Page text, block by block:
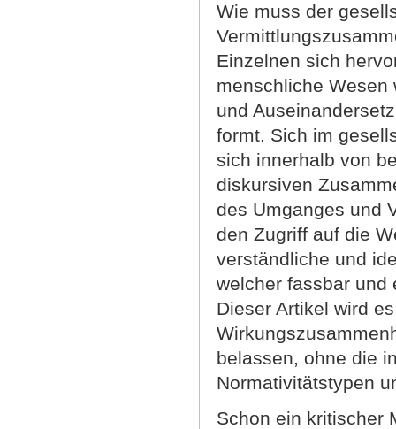
Wie muss der
Einzelnen sich
menschliche Wesen
und
formt. Sich im
sich innerhalb von
diskursiven
des Umganges und
den Zugriff auf die
verständliche und
welcher fassbar und
Dieser Artikel wird
belassen, ohne die
Normativitätstypen
Schon ein kritischer